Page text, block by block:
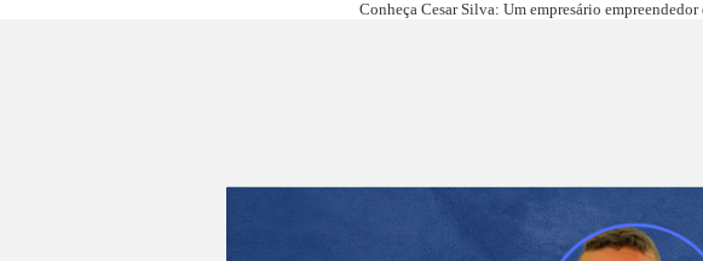
Conheça Cesar Silva: Um empresário